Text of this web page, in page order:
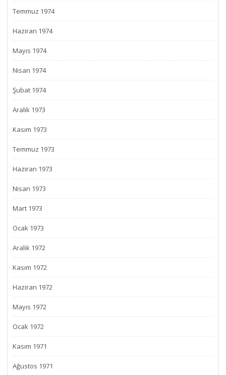
Temmuz 1974
Haziran 1974
Mayıs 1974
Nisan 1974
Şubat 1974
Aralık 1973
Kasım 1973
Temmuz 1973
Haziran 1973
Nisan 1973
Mart 1973
Ocak 1973
Aralık 1972
Kasım 1972
Haziran 1972
Mayıs 1972
Ocak 1972
Kasım 1971
Ağustos 1971